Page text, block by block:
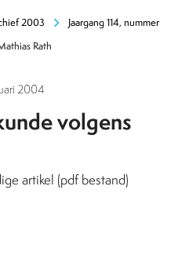
2003 chevron_right
Jaargang 114, nummer
Rath
2004
volgens
artikel (pdf bestand)